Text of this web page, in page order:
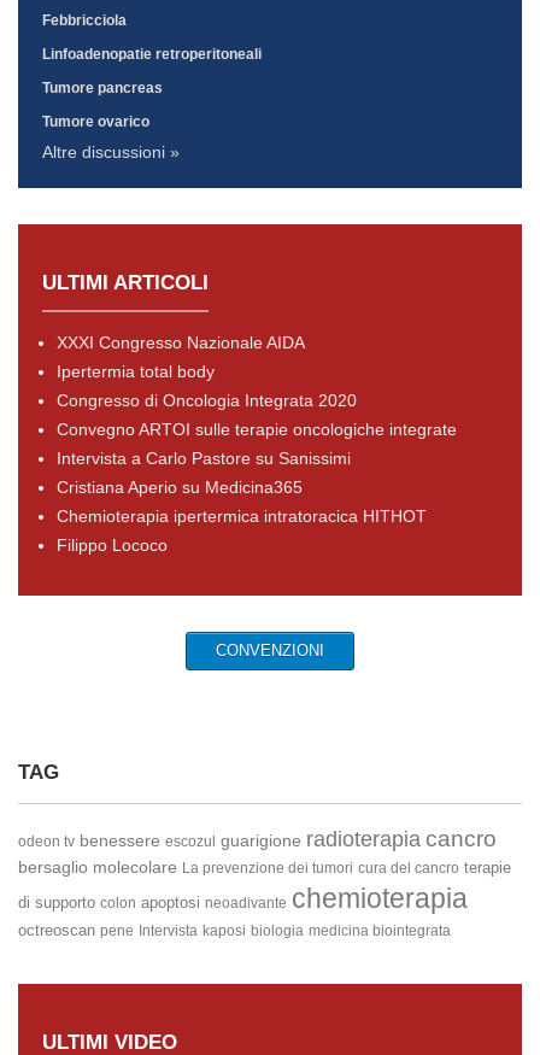
Febbricciola
Linfoadenopatie retroperitoneali
Tumore pancreas
Tumore ovarico
Altre discussioni »
ULTIMI ARTICOLI
XXXI Congresso Nazionale AIDA
Ipertermia total body
Congresso di Oncologia Integrata 2020
Convegno ARTOI sulle terapie oncologiche integrate
Intervista a Carlo Pastore su Sanissimi
Cristiana Aperio su Medicina365
Chemioterapia ipertermica intratoracica HITHOT
Filippo Lococo
CONVENZIONI
TAG
odeon tv benessere escozul guarigione radioterapia cancro
bersaglio molecolare La prevenzione dei tumori cura del cancro terapie
di supporto colon apoptosi neoadivante chemioterapia
octreoscan pene Intervista kaposi biologia medicina biointegrata
ULTIMI VIDEO